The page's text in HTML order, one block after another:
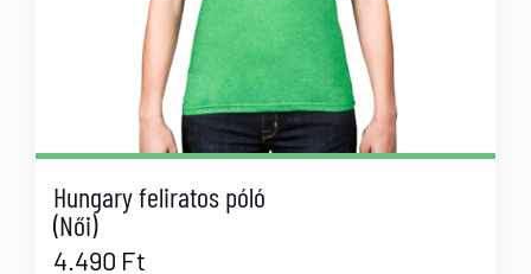
Hungary feliratos póló
(Női)
4.490 Ft